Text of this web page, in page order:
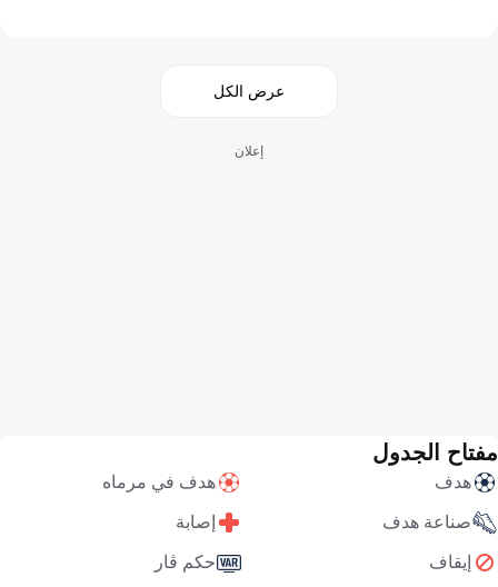
عرض الكل
إعلان
مفتاح الجدول
هدف هدف في مرماه
صناعة هدف إصابة
إيقاف حكم ڤار